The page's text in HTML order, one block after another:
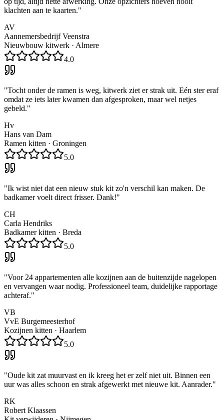
klachten aan te kaarten."
AV
Aannemersbedrijf Veenstra
Nieuwbouw kitwerk · Almere
4.0
"Tocht onder de ramen is weg, kitwerk ziet er strak uit. Eén ster eraf
omdat ze iets later kwamen dan afgesproken, maar wel netjes
gebeld."
Hv
Hans van Dam
Ramen kitten · Groningen
5.0
"Ik wist niet dat een nieuw stuk kit zo'n verschil kan maken. De
badkamer voelt direct frisser. Dank!"
CH
Carla Hendriks
Badkamer kitten · Breda
5.0
"Voor 24 appartementen alle kozijnen aan de buitenzijde nagelopen
en vervangen waar nodig. Professioneel team, duidelijke rapportage
achteraf."
VB
VvE Burgemeesterhof
Kozijnen kitten · Haarlem
5.0
"Oude kit zat muurvast en ik kreeg het er zelf niet uit. Binnen een
uur was alles schoon en strak afgewerkt met nieuwe kit. Aanrader."
RK
Robert Klaassen